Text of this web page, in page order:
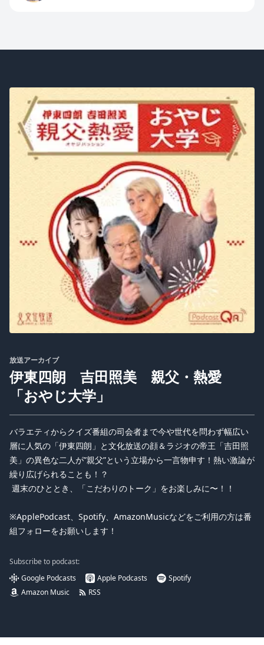
放送アーカイブ
伊東四朗 吉田照美 親父・熱愛
「おやじ大学」
バラエティからクイズ番組の司会者まで今や世代を問わず幅広い
層に人気の「伊東四朗」と文化放送の顔＆ラジオの帝王「吉田照
美」の異色な二人が”親父”という立場から一言物申す！熱い激論が
繰り広げられることも！？
週末のひととき、「こだわりのトーク」をお楽しみに〜！！
※ApplePodcast、Spotify、AmazonMusicなどをご利用の方は番
組フォローをお願いします！
Subscribe to podcast:
Google Podcasts
Apple Podcasts
Spotify
Amazon Music
RSS